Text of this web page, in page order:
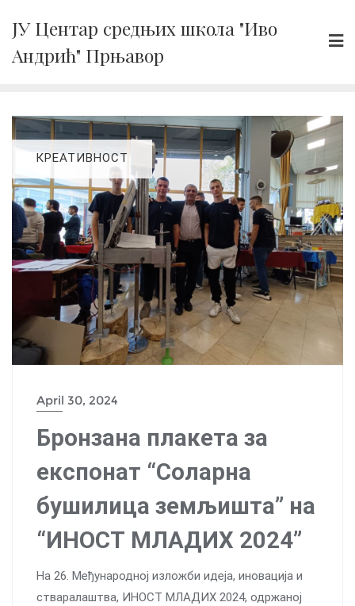
content
ЈУ Центар средњих школа "Иво
Андрић" Прњавор
КРЕАТИВНОСТ
April 30, 2024
Бронзана плакета за
експонат “Соларна
бушилица земљишта” на
“ИНОСТ МЛАДИХ 2024”
На 26. Међународној изложби идеја, иновација и
стваралаштва, ИНОСТ МЛАДИХ 2024, одржаној